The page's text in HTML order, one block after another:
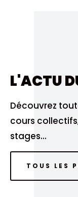
L'ACTU
Découvrez
cours
stages...
TOUS LES